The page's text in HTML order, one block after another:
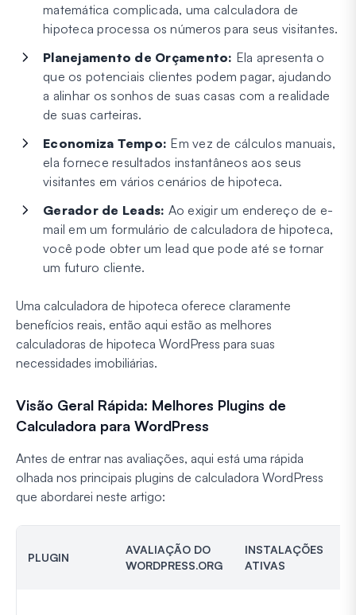
matemática complicada, uma calculadora de
hipoteca processa os números para seus visitantes.
Planejamento de Orçamento: Ela apresenta o
que os potenciais clientes podem pagar, ajudando
a alinhar os sonhos de suas casas com a realidade
de suas carteiras.
Economiza Tempo: Em vez de cálculos manuais,
ela fornece resultados instantâneos aos seus
visitantes em vários cenários de hipoteca.
Gerador de Leads: Ao exigir um endereço de e-
mail em um formulário de calculadora de hipoteca,
você pode obter um lead que pode até se tornar
um futuro cliente.
Uma calculadora de hipoteca oferece claramente
benefícios reais, então aqui estão as melhores
calculadoras de hipoteca WordPress para suas
necessidades imobiliárias.
Visão Geral Rápida: Melhores Plugins de
Calculadora para WordPress
Antes de entrar nas avaliações, aqui está uma rápida
olhada nos principais plugins de calculadora WordPress
que abordarei neste artigo:
PLUGIN
AVALIAÇÃO DO
WORDPRESS.ORG
INSTALAÇÕES
ATIVAS